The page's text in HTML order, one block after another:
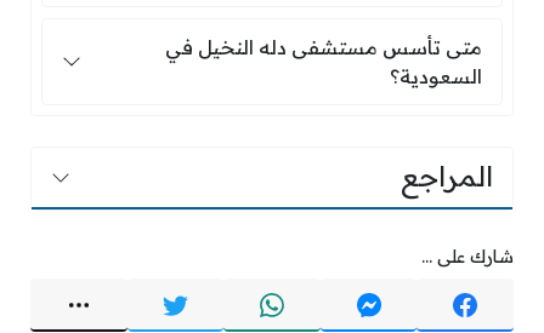
متى تأسس مستشفى دله النخيل في السعودية؟
متى تأسس مستشفى دله النخيل في
السعودية؟
المراجع
شارك على ...